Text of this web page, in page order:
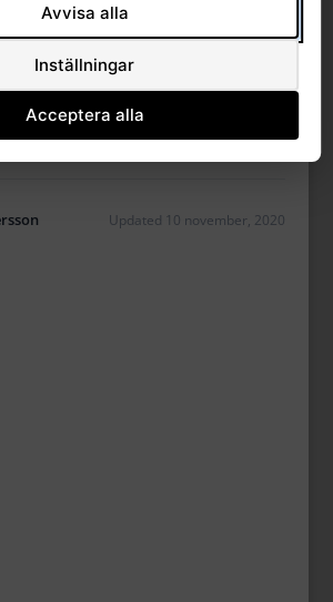
found!
Updated 10 november, 2020
Avvisa alla
Inställningar
Acceptera alla